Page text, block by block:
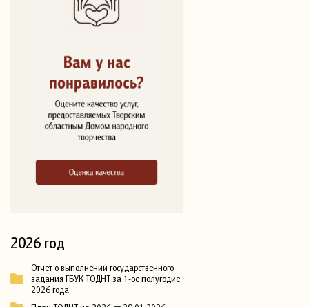
2026 год
Отчет о выполнении государственного
задания ГБУК ТОДНТ за 1-ое полугодие
2026 года